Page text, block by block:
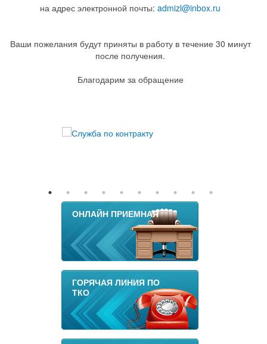
на адрес электронной почты: admizl@inbox.ru
Ваши пожелания будут приняты в работу в течение 30 минут
после получения.
Благодарим за обращение
ОНЛАЙН ПРИЕМНАЯ
ГОРЯЧАЯ ЛИНИЯ ПО
ТКО